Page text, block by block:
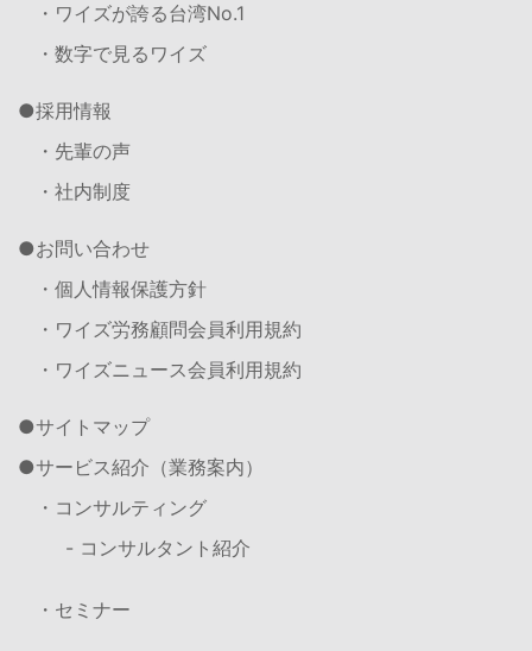
・ワイズが誇る台湾No.1
・数字で見るワイズ
採用情報
・先輩の声
・社内制度
お問い合わせ
・個人情報保護方針
・ワイズ労務顧問会員利用規約
・ワイズニュース会員利用規約
サイトマップ
サービス紹介（業務案内）
・コンサルティング
- コンサルタント紹介
・セミナー